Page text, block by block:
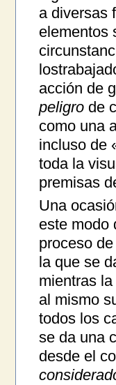
a diversas
elementos
acción de
peligrode
como una
incluso de
toda la
premisas
Una
este modo
proceso
la que se
mientras
al mismo
todos los
se da una
desde el